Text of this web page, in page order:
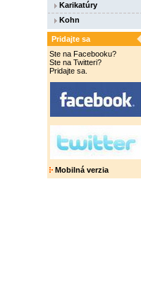
Karikatúry
Kohn
Pridajte sa
Ste na Facebooku?
Ste na Twitteri?
Pridajte sa.
Mobilná verzia